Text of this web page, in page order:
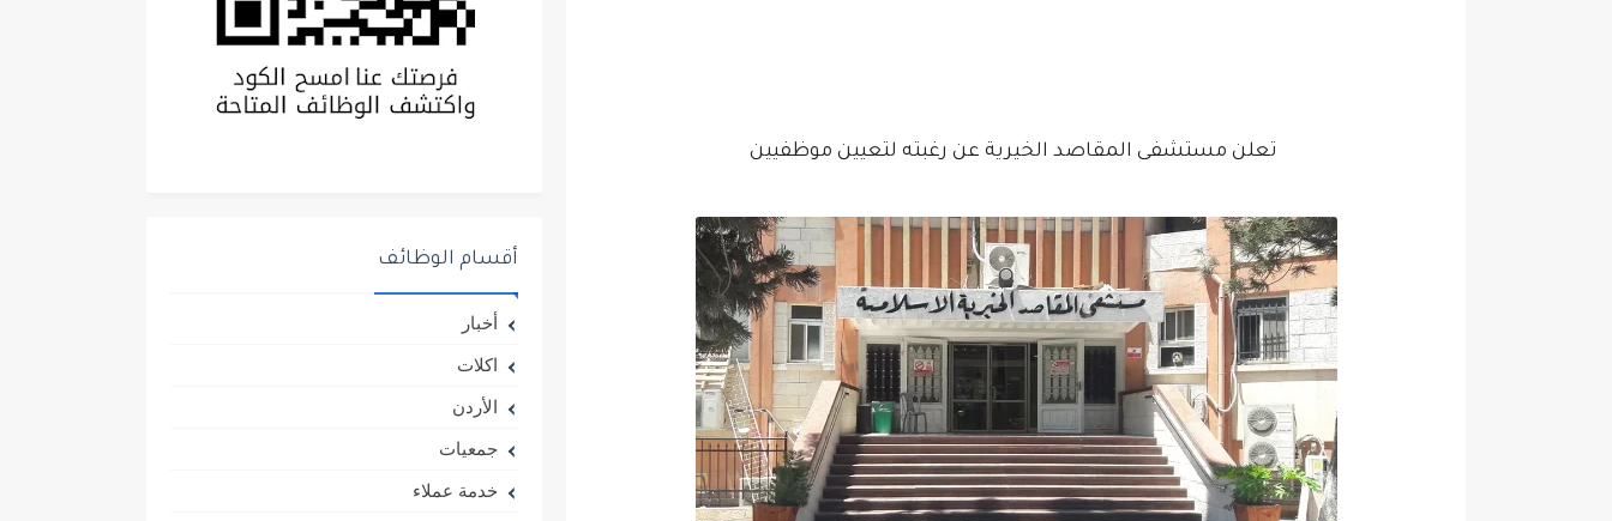
تعلن مستشفى المقاصد الخيرية عن رغبته لتعيين موظفيين
أقسام الوظائف
أخبار
اكلات
الأردن
جمعيات
خدمة عملاء